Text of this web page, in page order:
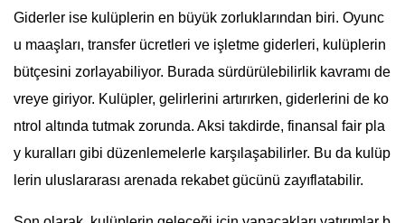
Giderler ise kulüplerin en büyük zorluklarından biri. Oyunc
u maaşları, transfer ücretleri ve işletme giderleri, kulüplerin
bütçesini zorlayabiliyor. Burada sürdürülebilirlik kavramı de
vreye giriyor. Kulüpler, gelirlerini artırırken, giderlerini de ko
ntrol altında tutmak zorunda. Aksi takdirde, finansal fair pla
y kuralları gibi düzenlemelerle karşılaşabilirler. Bu da kulüp
lerin uluslararası arenada rekabet gücünü zayıflatabilir.